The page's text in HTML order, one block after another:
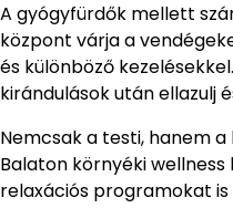
A gyógyfürdők mellett
központ várja a
és különböző
kirándulások után ellazulj
Nemcsak a testi, hanem
Balaton környéki
relaxációs programokat is